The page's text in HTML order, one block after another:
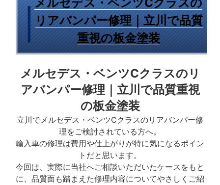
リアバンパー修理｜立川で品質
重視の板金塗装
メルセデス・ベンツCクラスのリ
アバンパー修理｜立川で品質重視
の板金塗装
立川でメルセデス・ベンツCクラスのリアバンパー修
理をご検討されている方へ。
輸入車の修理は費用や仕上がりが特に気になるポイン
トだと思います。
今回は、実際に当社へご相談いただいたケースをもと
に、品質面も踏まえた修理内容についてやさしくご紹